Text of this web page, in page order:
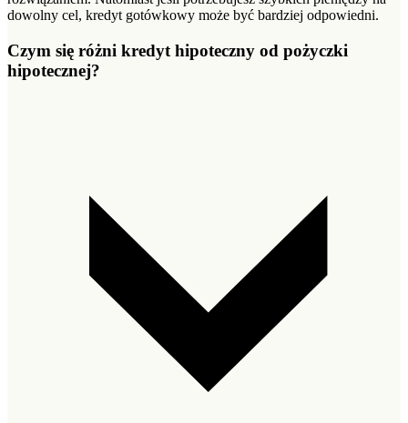
dowolny cel, kredyt gotówkowy może być bardziej odpowiedni.
Czym się różni kredyt hipoteczny od pożyczki
hipotecznej?